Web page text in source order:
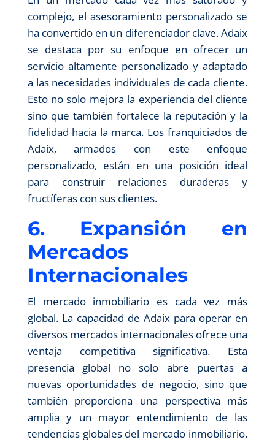
complejo, el asesoramiento personalizado se
ha convertido en un diferenciador clave. Adaix
se destaca por su enfoque en ofrecer un
servicio altamente personalizado y adaptado
a las necesidades individuales de cada cliente.
Esto no solo mejora la experiencia del cliente
sino que también fortalece la reputación y la
fidelidad hacia la marca. Los franquiciados de
Adaix, armados con este enfoque
personalizado, están en una posición ideal
para construir relaciones duraderas y
fructíferas con sus clientes.
6. Expansión en
Mercados
Internacionales
El mercado inmobiliario es cada vez más
global. La capacidad de Adaix para operar en
diversos mercados internacionales ofrece una
ventaja competitiva significativa. Esta
presencia global no solo abre puertas a
nuevas oportunidades de negocio, sino que
también proporciona una perspectiva más
amplia y un mayor entendimiento de las
tendencias globales del mercado inmobiliario.